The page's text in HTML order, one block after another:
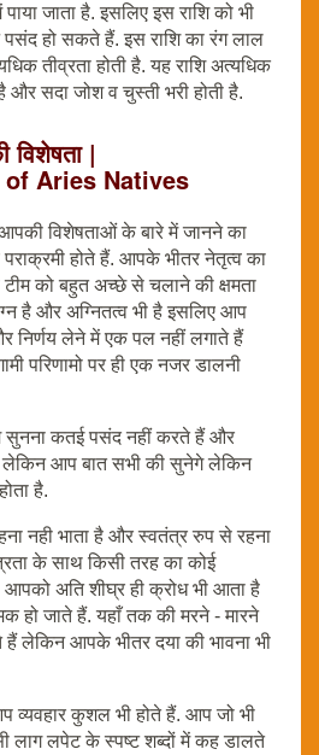
पाया जाता है. इसलिए इस राशि को भी
पसंद हो सकते हैं. इस राशि का रंग लाल
तीव्रता होती है. यह राशि अत्यधिक
है और सदा जोश व चुस्ती भरी होती है.
|
Aries Natives
विशेषताओं के बारे में जानने का
होते हैं. आपके भीतर नेतृत्व का
को बहुत अच्छे से चलाने की क्षमता
है और अग्नितत्व भी है इसलिए आप
निर्णय लेने में एक पल नहीं लगाते हैं
परिणामो पर ही एक नजर डालनी
कतई पसंद नहीं करते हैं और
लेकिन आप बात सभी की सुनेगे लेकिन
है.
नही भाता है और स्वतंत्र रुप से रहना
के साथ किसी तरह का कोई
अति शीघ्र ही क्रोध भी आता है
जाते हैं. यहाँ तक की मरने - मारने
लेकिन आपके भीतर दया की भावना भी
व्यवहार कुशल भी होते हैं. आप जो भी
लाग लपेट के स्पष्ट शब्दों में कह डालते